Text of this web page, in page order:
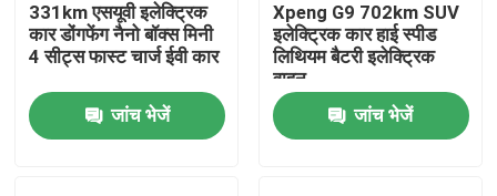
फैक्टरी यात्रा
गुणवत्ता नियंत्रण
331km एसयूवी इलेक्ट्रिक
कार डोंगफेंग नैनो बॉक्स मिनी
4 सीट्स फास्ट चार्ज ईवी कार
जांच भेजें
Xpeng G9 702km SUV
इलेक्ट्रिक कार हाई स्पीड
लिथियम बैटरी इलेक्ट्रिक
वाहन
जांच भेजें